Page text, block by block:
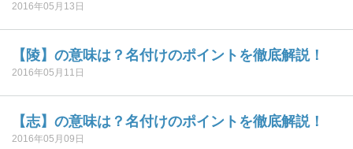
2016年05月13日
【陵】の意味は？名付けのポイントを徹底解説！
2016年05月11日
【志】の意味は？名付けのポイントを徹底解説！
2016年05月09日